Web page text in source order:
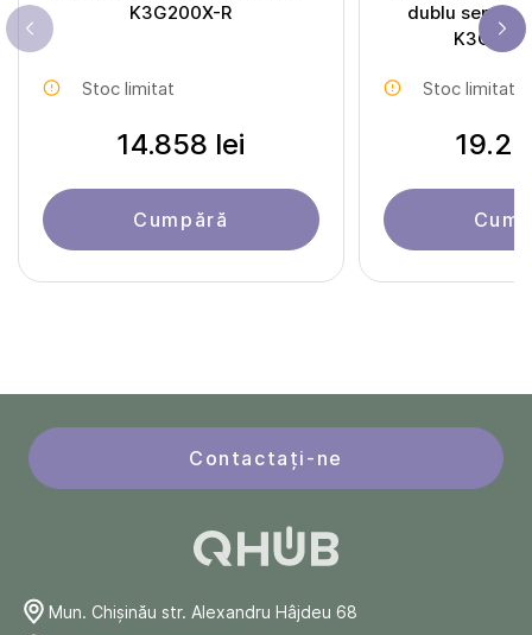
K3G200X-R
Stoc limitat
14.858 lei
Cumpără
dublu sens
Stoc limitat
Contactați-ne
Mun. Chişinău str. Alexandru Hâjdeu 68